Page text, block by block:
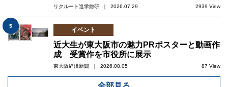
リクルート進学総研 ｜ 2026.07.29 2939 View
5
イベント
近大生が東大阪市の魅力PRポスターと動画作
成 受賞作を市役所に展示
東大阪経済新聞 ｜ 2026.08.05 87 View